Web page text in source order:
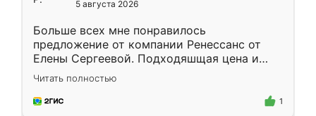
5 августа 2026
Больше всех мне понравилось
предложение от компании Ренессанс от
Елены Сергеевой. Подходяшщая цена и
короткие сроки изготовления. Приехавший
для замера сотрудник Владислав
предложил по моему эскизу самый
Читать полностью
1